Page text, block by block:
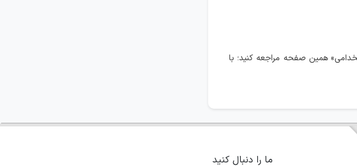
همین صفحه مراجعه کنید؛ با
ما را دنبال کنید